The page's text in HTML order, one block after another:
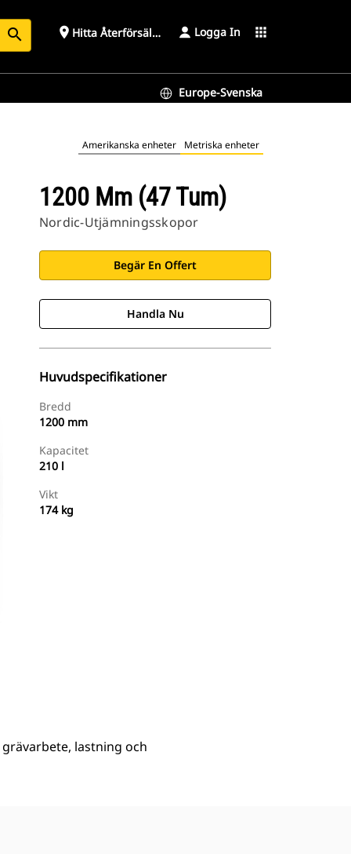
search place Hitta Återförsäljare Logga In apps
Europe-Svenska
Amerikanska enheter Metriska enheter
1200 Mm (47 Tum)
Nordic-Utjämningsskopor
Begär En Offert
Handla Nu
Huvudspecifikationer
Bredd
1200 mm
Kapacitet
210 l
Vikt
174 kg
lastning och